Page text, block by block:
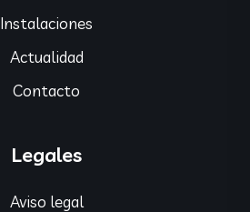
Instalaciones
Actualidad
Contacto
Legales
Aviso legal